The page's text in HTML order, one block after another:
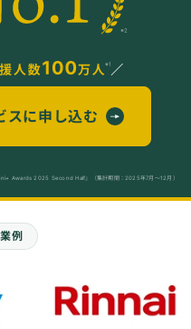
スに申し込む
Awards 2025 Second Half』（集計期間：2025年7月～12月）
例